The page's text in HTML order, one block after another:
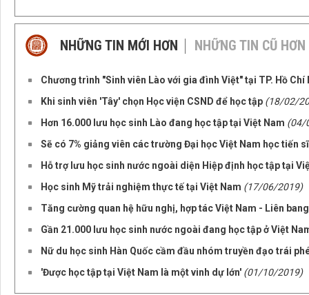
NHỮNG TIN MỚI HƠN NHỮNG TIN CŨ HƠN
Chương trình "Sinh viên Lào với gia đình Việt" tại TP. Hồ Chí
Khi sinh viên 'Tây' chọn Học viện CSND để học tập (18/02/
Hơn 16.000 lưu học sinh Lào đang học tập tại Việt Nam (04/
Sẽ có 7% giảng viên các trường Đại học Việt Nam học tiến
Hỗ trợ lưu học sinh nước ngoài diện Hiệp định học tập tại
Học sinh Mỹ trải nghiệm thực tế tại Việt Nam (17/06/2019)
Tăng cường quan hệ hữu nghị, hợp tác Việt Nam - Liên
Gần 21.000 lưu học sinh nước ngoài đang học tập ở Việt
Nữ du học sinh Hàn Quốc cầm đầu nhóm truyền đạo trái
'Được học tập tại Việt Nam là một vinh dự lớn' (01/10/2019)